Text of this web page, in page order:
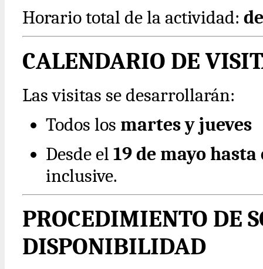
Horario total de la actividad:
CALENDARIO DE
Las visitas se desarrollarán:
Todos los martes y jueves
Desde el 19 de mayo
inclusive.
PROCEDIMIENTO DE
DISPONIBILIDAD